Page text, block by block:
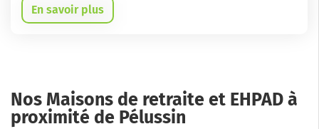
En savoir plus
Nos Maisons de retraite et EHPAD à
proximité de Pélussin